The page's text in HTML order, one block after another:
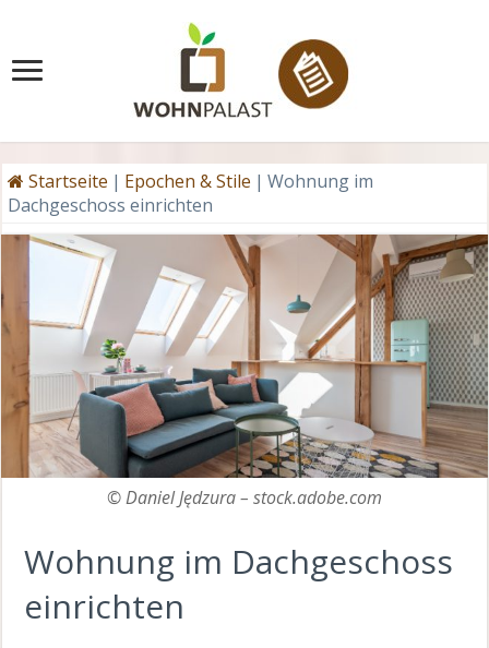
Startseite | Epochen & Stile | Wohnung im
Dachgeschoss einrichten
© Daniel Jędzura – stock.adobe.com
Wohnung im Dachgeschoss
einrichten